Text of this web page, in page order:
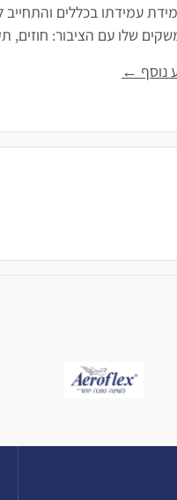
עמידתו בכללים
שלו עם הציבור: חוזים,
נוסף ←